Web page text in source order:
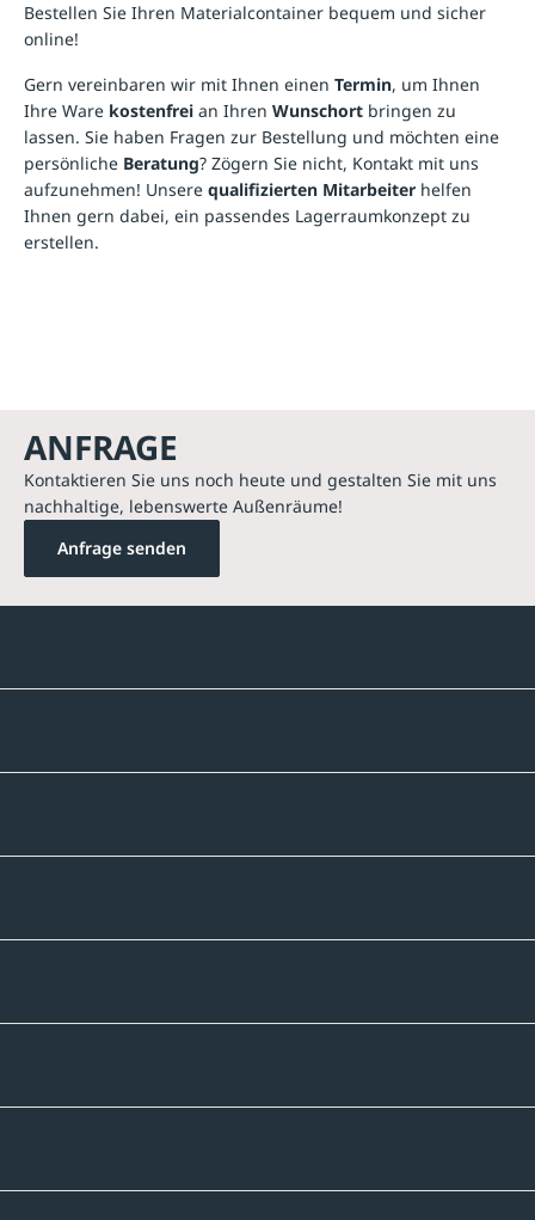
Bestellen Sie Ihren Materialcontainer bequem und sicher
online!
Gern vereinbaren wir mit Ihnen einen Termin, um Ihnen
Ihre Ware kostenfrei an Ihren Wunschort bringen zu
lassen. Sie haben Fragen zur Bestellung und möchten eine
persönliche Beratung? Zögern Sie nicht, Kontakt mit uns
aufzunehmen! Unsere qualifizierten Mitarbeiter helfen
Ihnen gern dabei, ein passendes Lagerraumkonzept zu
erstellen.
ANFRAGE
Kontaktieren Sie uns noch heute und gestalten Sie mit uns
nachhaltige, lebenswerte Außenräume!
Anfrage senden